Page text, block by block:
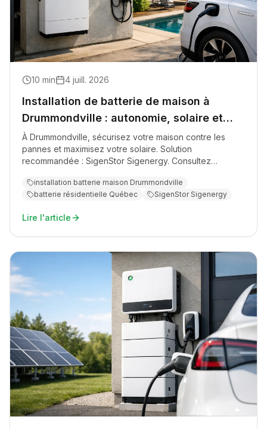
10 min 4 juill. 2026
Installation de batterie de maison à
Drummondville : autonomie, solaire et
secours intelligent
À Drummondville, sécurisez votre maison contre les
pannes et maximisez votre solaire. Solution
recommandée : SigenStor Sigenergy. Consultez
installation batterie maison Drummondville
batterie résidentielle Québec
SigenStor Sigenergy
Lire l'article